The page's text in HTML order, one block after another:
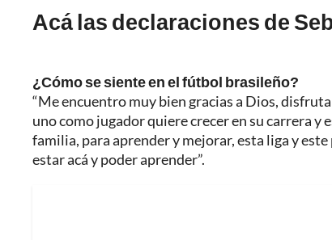
Acá las declaraciones de
¿Cómo se siente en el fútbol brasileño?
“Me encuentro muy bien gracias a Dios,
uno como jugador quiere crecer en su carrera y
familia, para aprender y mejorar, esta liga y
estar acá y poder aprender”.